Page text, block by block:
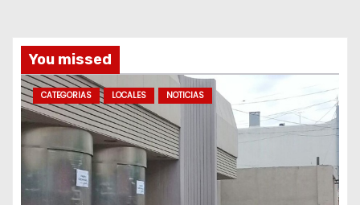
a
s
You missed
CATEGORIAS LOCALES NOTICIAS